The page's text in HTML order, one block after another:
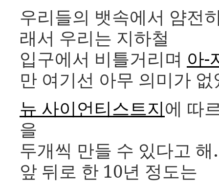
우리들의 뱃속에서 얌전
래서 우리는 지하철
입구에서 비틀거리며 아-
만 여기선 아무 의미가 없
뉴 사이언티스트지에 따
을
두개씩 만들 수 있다고
앞 뒤로 한 10년 정도는